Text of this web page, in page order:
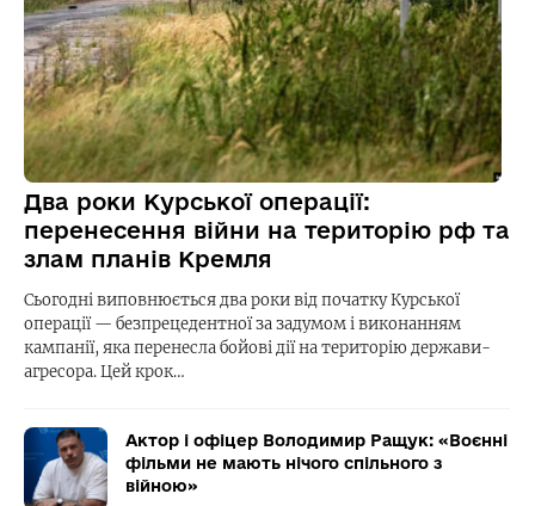
Два роки Курської операції:
перенесення війни на територію рф та
злам планів Кремля
Сьогодні виповнюється два роки від початку Курської
операції — безпрецедентної за задумом і виконанням
кампанії, яка перенесла бойові дії на територію держави-
агресора. Цей крок…
Актор і офіцер Володимир Ращук: «Воєнні
фільми не мають нічого спільного з
війною»